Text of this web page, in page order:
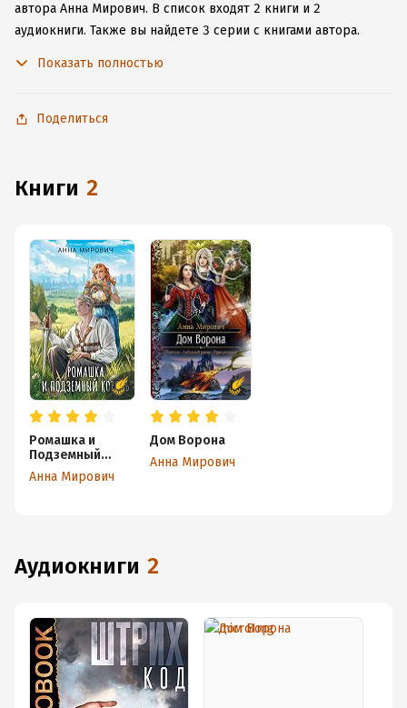
автора Анна Мирович. В список входят 2 книги и 2
аудиокниги. Также вы найдете 3 серии с книгами автора.
Android, чтобы не расставаться с любимыми произведениями
Показать полностью
Поделиться
книги 2
Ромашка и
Подземный
король
Анна Мирович
Дом Ворона
Анна Мирович
аудиокниги 2